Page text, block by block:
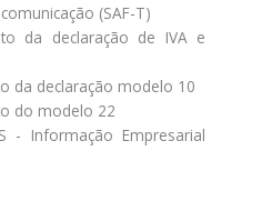
(SAF-T)
da declaração de IVA e
da declaração modelo 10
do modelo 22
- Informação Empresarial